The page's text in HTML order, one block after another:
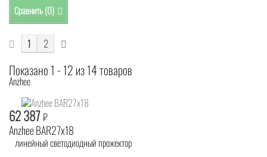
Сравнить (0)
1 2
Показано 1 - 12 из 14 товаров
Anzhee
62 387₽
Anzhee BAR27x18
линейный светодиодный прожектор